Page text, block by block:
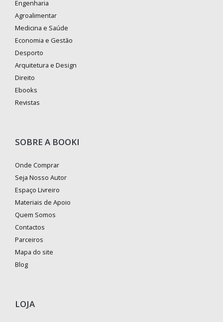
Engenharia
Agroalimentar
Medicina e Saúde
Economia e Gestão
Desporto
Arquitetura e Design
Direito
Ebooks
Revistas
SOBRE A BOOKI
Onde Comprar
Seja Nosso Autor
Espaço Livreiro
Materiais de Apoio
Quem Somos
Contactos
Parceiros
Mapa do site
Blog
LOJA